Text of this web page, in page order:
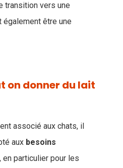
transition vers une
également être une
on donner du lait
associé aux chats, il
aux besoins
particulier pour les